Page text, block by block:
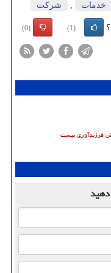
خدمات , شركت
(1)
(0)
فرزندآوری نیست